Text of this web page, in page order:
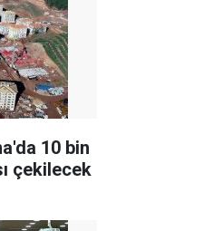
10 bin
çekilecek